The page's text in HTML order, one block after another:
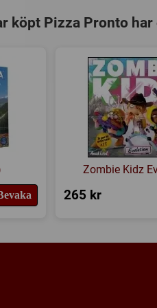
köpt Pizza Pronto
Zombie Kidz
265 kr